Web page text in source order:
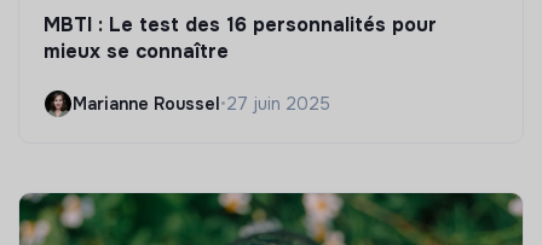
MBTI : Le test des 16 personnalités pour
mieux se connaître
Marianne Roussel•27 juin 2025